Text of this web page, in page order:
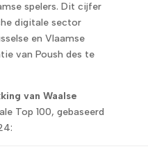
spelers. Dit cijfer
digitale sector
en Vlaamse
van Poush des te
van Waalse
Top 100, gebaseerd